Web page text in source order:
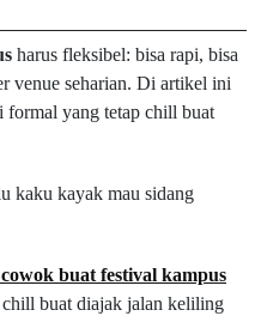
harus fleksibel: bisa rapi, bisa
venue seharian. Di artikel ini
formal yang tetap chill buat
kaku kayak mau sidang
buat festival kampus
chill buat diajak jalan keliling